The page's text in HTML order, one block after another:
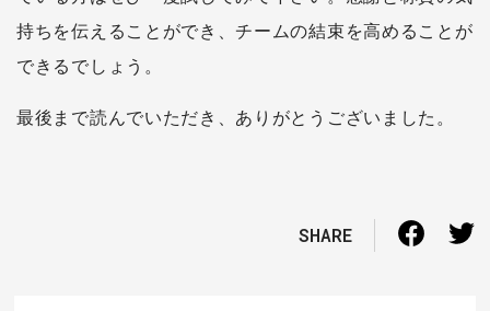
持ちを伝えることができ、チームの結束を高めることが
できるでしょう。
最後まで読んでいただき、ありがとうございました。
SHARE